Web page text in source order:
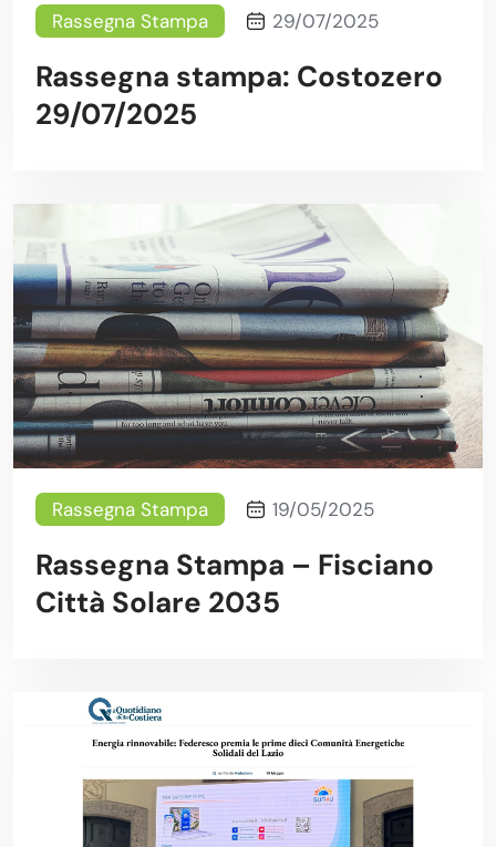
Rassegna Stampa 29/07/2025
Rassegna stampa: Costozero
29/07/2025
Rassegna Stampa 19/05/2025
Rassegna Stampa – Fisciano
Città Solare 2035